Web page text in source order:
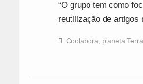
“O grupo tem como
reutilização de
Coolabora, planeta Terra